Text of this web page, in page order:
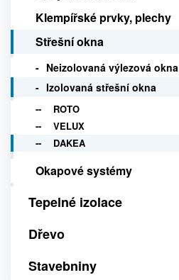
Klempířské prvky, plechy
Střešní okna
Neizolovaná výlezová okna
Izolovaná střešní okna
ROTO
VELUX
DAKEA
Okapové systémy
Tepelné izolace
Dřevo
Stavebniny